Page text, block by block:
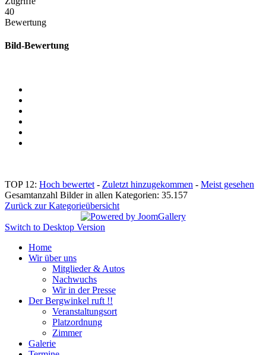
40
Bewertung
Bild-Bewertung
TOP 12: Hoch bewertet - Zuletzt hinzugekommen - Meist gesehen
Gesamtanzahl Bilder in allen Kategorien: 35.157
Zurück zur Kategorieübersicht
Switch to Desktop Version
Home
Wir über uns
Mitglieder & Autos
Nachwuchs
Wir in der Presse
Der Bergwinkel ruft !!
Veranstaltungsort
Platzordnung
Zimmer
Galerie